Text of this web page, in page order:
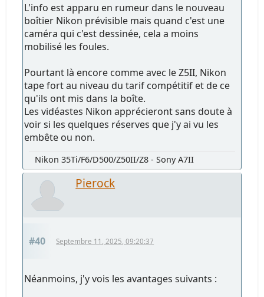
L'info est apparu en rumeur dans le nouveau
boîtier Nikon prévisible mais quand c'est une
caméra qui c'est dessinée, cela a moins
mobilisé les foules.
Pourtant là encore comme avec le Z5II, Nikon
tape fort au niveau du tarif compétitif et de ce
qu'ils ont mis dans la boîte.
Les vidéastes Nikon apprécieront sans doute à
voir si les quelques réserves que j'y ai vu les
embête ou non.
Nikon 35Ti/F6/D500/Z50II/Z8 - Sony A7II
Pierock
#40 Septembre 11, 2025, 09:20:37
Néanmoins, j'y vois les avantages suivants :